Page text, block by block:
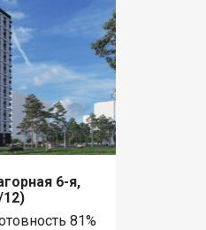
6-я,
12)
81%